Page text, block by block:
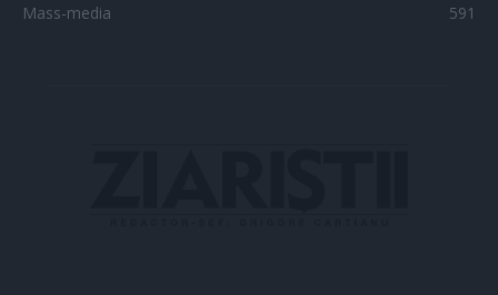
Mass-media
591